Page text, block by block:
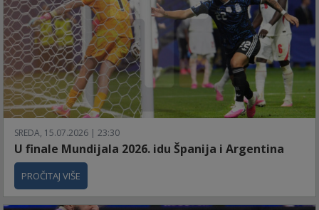
SREDA, 15.07.2026 | 23:30
U finale Mundijala 2026. idu Španija i Argentina
PROČITAJ VIŠE